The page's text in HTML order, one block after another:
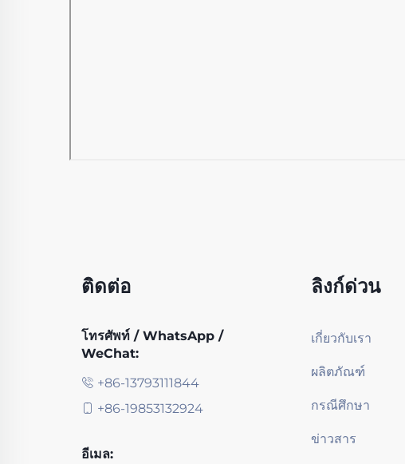
ติดต่อ
โทรศัพท์ / WhatsApp /
WeChat:
+86-13793111844
+86-19853132924
อีเมล:
ลิงก์ด่วน
เกี่ยวกับเรา
ผลิตภัณฑ์
กรณีศึกษา
ข่าวสาร